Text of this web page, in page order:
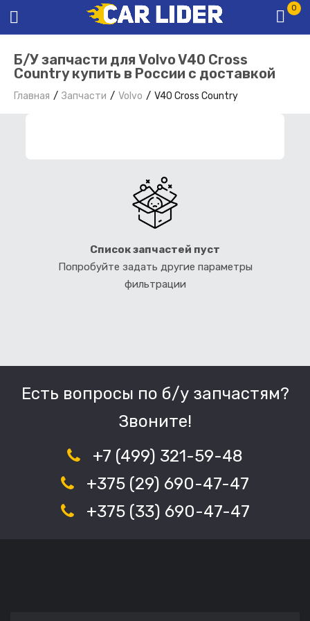
0
Б/У запчасти для Volvo V40 Cross
Country купить в России с доставкой
Главная Запчасти Volvo V40 Cross Country
Список запчастей пуст
Попробуйте задать другие параметры
фильтрации
Есть вопросы по б/у запчастям?
Звоните!
+7 (499) 321-59-48
+375 (29) 690-47-47
+375 (33) 690-47-47